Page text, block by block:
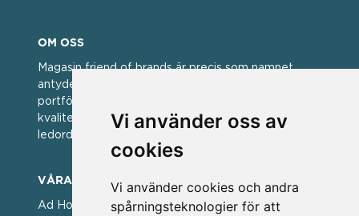
Vi använder oss av
cookies
Vi använder cookies och andra
spårningsteknologier för att
OM OSS
Magasin friend of brands är precis som namnet
antyder; en vän av varumärken. Vi har idag en stor
portfölj med välkända varumärken med hög
kvalitet. För oss har kvalitet alltid varit ett av
ledorden och som styrt vår verksamhet.
VÅRA VARUMÄRKEN
Ad Hoc ▪ Bialetti ▪ Cole & Mason ▪ Caps Me ▪